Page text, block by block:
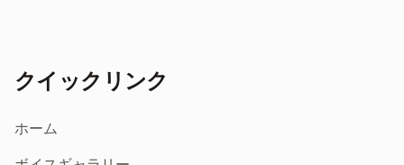
クイックリンク
ホーム